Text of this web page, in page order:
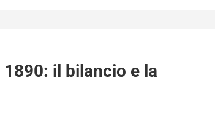
il bilancio e la